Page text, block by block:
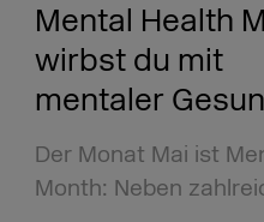
Mental Health
wirbst du mit
mentaler
Der Monat Mai ist
Month: Neben